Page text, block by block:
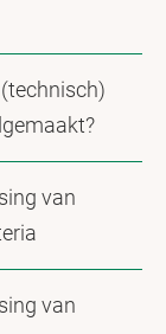
van
van